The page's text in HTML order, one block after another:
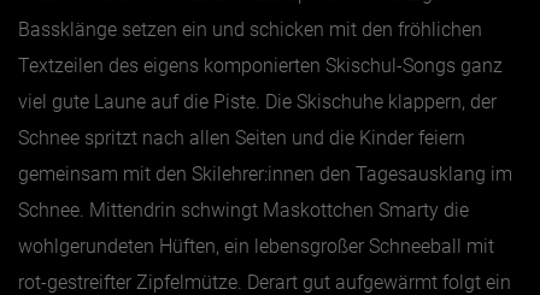
Bassklänge setzen ein und schicken mit den fröhlichen
Textzeilen des eigens komponierten Skischul-Songs ganz
viel gute Laune auf die Piste. Die Skischuhe klappern, der
Schnee spritzt nach allen Seiten und die Kinder feiern
gemeinsam mit den Skilehrer:innen den Tagesausklang im
Schnee. Mittendrin schwingt Maskottchen Smarty die
wohlgerundeten Hüften, ein lebensgroßer Schneeball mit
rot-gestreifter Zipfelmütze. Derart gut aufgewärmt folgt ein